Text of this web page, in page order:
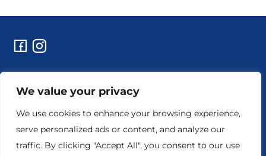
We value your privacy
We use cookies to enhance your browsing experience,
serve personalized ads or content, and analyze our
traffic. By clicking "Accept All", you consent to our use
Технические работы и уведомления
Реквизиты предприятия